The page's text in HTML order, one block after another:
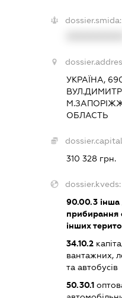
dossier.smida:
УКРАЇНА,
ОБЛАСТЬ
310 328 грн.
dossier.kveds:
90.00.3інша
прибирання
інших
34.10.2
вантажних,
та автобусів
50.30.1